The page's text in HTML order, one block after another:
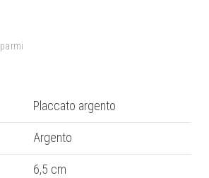
Placcato argento
Argento
6,5 cm